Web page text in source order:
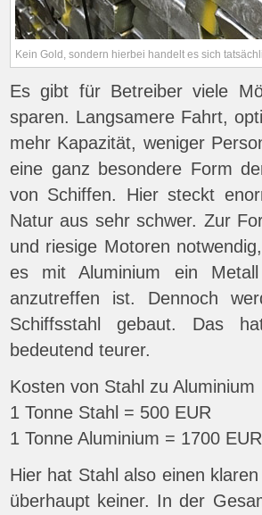
Kein Gold, sondern hierbei handelt es sich
Es gibt für Betreiber viele
sparen. Langsamere Fahrt,
mehr Kapazität, weniger
eine ganz besondere Form
von Schiffen. Hier steckt
Natur aus sehr schwer. Zur
und riesige Motoren
es mit Aluminium ein
anzutreffen ist. Dennoch
Schiffsstahl gebaut. Das
bedeutend teurer.
Kosten von Stahl zu Aluminium
1 Tonne Stahl = 500 EUR
1 Tonne Aluminium = 1700 EUR
Hier hat Stahl also einen
überhaupt keiner. In der